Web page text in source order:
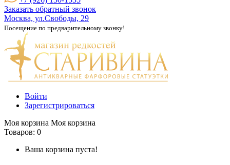
Заказать обратный звонок
Москва, ул.Свободы, 29
Посещение по предварительному звонку!
Войти
Зарегистрироваться
Моя корзина Моя корзина
Товаров: 0
Ваша корзина пуста!